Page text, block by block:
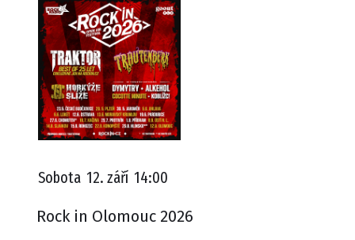
Sobota 12. září 14:00
Rock in Olomouc 2026